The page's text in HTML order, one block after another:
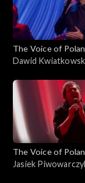
The Voice of
Dawid
Live 3, 22 listopada
The Voice of
Jasiek